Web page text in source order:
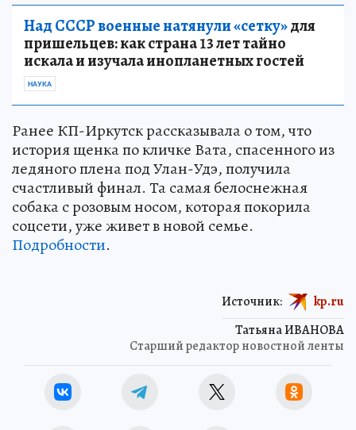
Над СССР военные натянули «сетку»для
пришельцев: как страна 13 лет тайно
искала и изучала инопланетных гостей
НАУКА
Ранее КП-Иркутск рассказывала о том, что
история щенка по кличке Вата, спасенного из
ледяного плена под Улан-Удэ, получила
счастливый финал. Та самая белоснежная
собака с розовым носом, которая покорила
соцсети, уже живет в новой семье.
Подробности.
Татьяна ИВАНОВА
Старший редактор новостной ленты
Источник: kp.ru